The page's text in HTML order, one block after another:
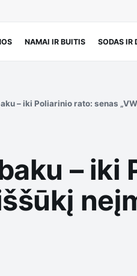
NAMAI IR BUITIS SODAS IR
– iki Poliarinio rato: senas
– iki